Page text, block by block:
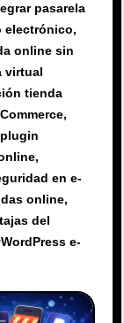
pasarela
electrónico,
online sin
virtual
tienda
,
plugin
,
en e-
online,
del
WordPress e-